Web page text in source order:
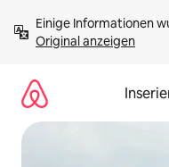
Inhalten
springenOriginal anzeigen